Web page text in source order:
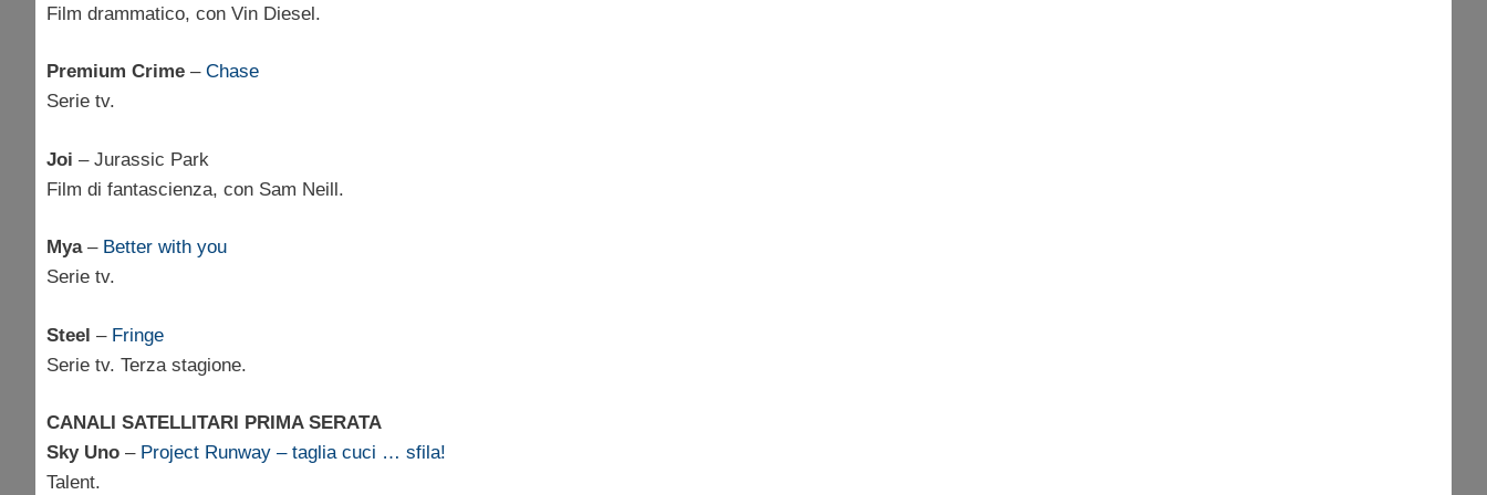
Film drammatico, con Vin Diesel.
Premium Crime – Chase
Serie tv.
Joi – Jurassic Park
Film di fantascienza, con Sam Neill.
Mya– Better with you
Serie tv.
Steel – Fringe
Serie tv. Terza stagione.
CANALI SATELLITARI PRIMA SERATA
Sky Uno – Project Runway – taglia cuci … sfila!
Talent.